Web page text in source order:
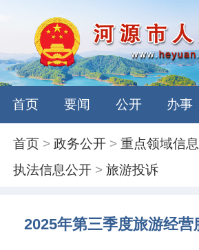
首页 要闻 公开 办事
首页 >政务公开 >重点领域信息
执法信息公开 >旅游投诉
2025年第三季度旅游经营